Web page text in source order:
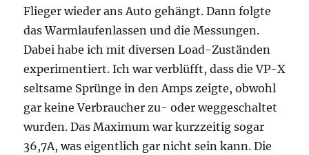
Flieger wieder ans Auto gehängt. Dann folgte
das Warmlaufenlassen und die Messungen.
Dabei habe ich mit diversen Load-Zuständen
experimentiert. Ich war verblüfft, dass die VP-X
seltsame Sprünge in den Amps zeigte, obwohl
gar keine Verbraucher zu- oder weggeschaltet
wurden. Das Maximum war kurzzeitig sogar
36,7A, was eigentlich gar nicht sein kann. Die